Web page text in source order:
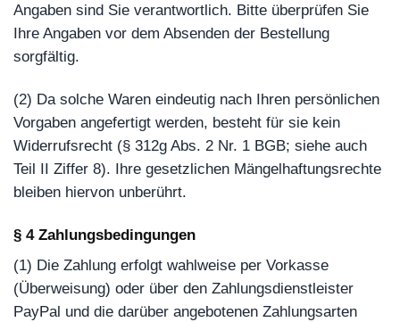
Angaben sind Sie verantwortlich. Bitte überprüfen Sie
Ihre Angaben vor dem Absenden der Bestellung
sorgfältig.
(2) Da solche Waren eindeutig nach Ihren persönlichen
Vorgaben angefertigt werden, besteht für sie kein
Widerrufsrecht (§ 312g Abs. 2 Nr. 1 BGB; siehe auch
Teil II Ziffer 8). Ihre gesetzlichen Mängelhaftungsrechte
bleiben hiervon unberührt.
§ 4 Zahlungsbedingungen
(1) Die Zahlung erfolgt wahlweise per Vorkasse
(Überweisung) oder über den Zahlungsdienstleister
PayPal und die darüber angebotenen Zahlungsarten